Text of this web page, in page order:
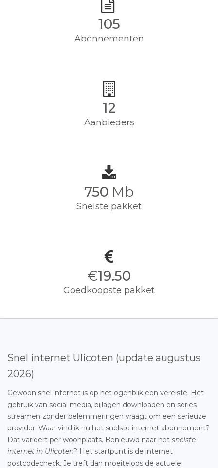
105
Abonnementen
12
Aanbieders
750 Mb
Snelste pakket
€19.50
Goedkoopste pakket
Snel internet Ulicoten (update augustus
2026)
Gewoon snel internet is op het ogenblik een vereiste. Het
gebruik van social media, bijlagen downloaden en series
streamen zonder belemmeringen vraagt om een serieuze
provider. Waar vind ik nu het snelste internet abonnement?
Dat varieert per woonplaats. Benieuwd naar het snelste
internet in Ulicoten? Het startpunt is de internet
postcodecheck. Je treft dan moeiteloos de actuele